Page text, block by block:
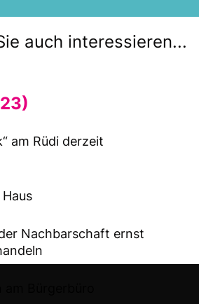
MELDUNGEN
auch interessieren...
am Rüdi derzeit
Nachbarschaft ernst
Bürgerbüro